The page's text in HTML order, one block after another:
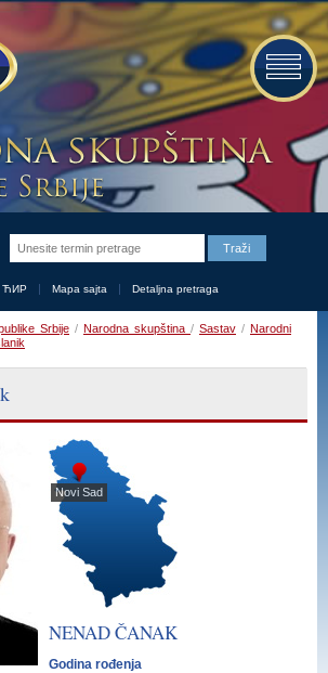
ЋИР Mapa sajta Detaljna pretraga
Srbije / Narodna skupština / Sastav / Narodni
Novi Sad
NENADČANAK
Godina rođenja